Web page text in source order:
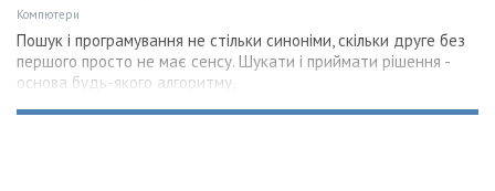
Компютери
Пошук і програмування не стільки синоніми, скільки друге без
першого просто не має сенсу. Шукати і приймати рішення -
основа будь-якого алгоритму,